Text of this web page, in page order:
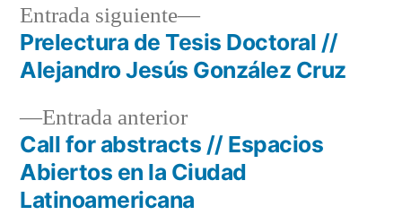
Navegación
entradas
Entrada anteriorEntrada
anterior:
Call for abstracts // Espacios
Abiertos en la Ciudad
Latinoamericana
Entrada siguiente
Entrada
siguiente:
Prelectura de Tesis Doctoral //
Alejandro Jesús González Cruz